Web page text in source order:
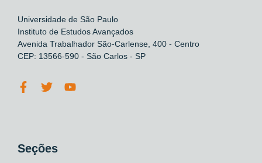
Universidade de São Paulo
Instituto de Estudos Avançados
Avenida Trabalhador São-Carlense, 400 - Centro
CEP: 13566-590 - São Carlos - SP
Seções